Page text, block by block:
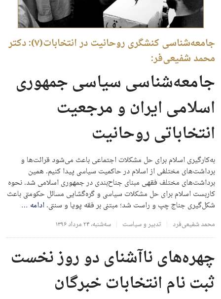
جامعه‌شناسی کنشگری روحانیت در انتخابات(۷): دکتر
محمد شفیعی‌فر:
جامعه‌شناسی سیاسی جمهوری
اسلامی ایران و مرجعیت
انتخاباتی روحانیت
به‌کارگیری اسلام برای حل مشکلات اجتماعی باعث می‌شود قرائت‌ها و
برداشت‌های مختلفی از اسلام در حاکمیت سیاسی پیدا کنیم. همین
برداشت‌های مختلف فقهی مبنای جناح‌بندی در جمهوری اسلامی شد. نحوه
کاربست اسلام برای حل مشکلات سیاسی و گره‌گشایی مسائل حکومتی باعث
شکل‌گیری جناج چپ و راست شد؛ مبتنی بر فقه پویا و سنتی.ادامه …
محمد شفیعی‌فرد تدبیر و سیاست سه‌شنبه، ۲۴ مرداد ۱۳۹۶
چهره‌های ناآشنای دو روز نخست
ثبت نام انتخابات خبرگان